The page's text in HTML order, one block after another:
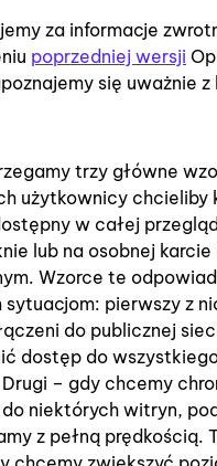
za informacje
poprzedniej wersji
się uważnie z
trzy główne
użytkownicy chcieliby
w całej
lub na osobnej karcie
Wzorce te
pierwszy z
do publicznej
dostęp do
– gdy chcemy
niektórych witryn,
z pełną prędkością.